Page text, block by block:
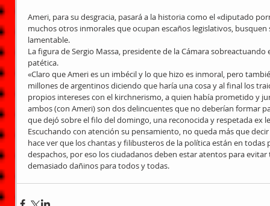
Ameri, para su desgracia, pasará a la historia como el «diputado
muchos otros inmorales que ocupan escaños legislativos,
lamentable.
La figura de Sergio Massa, presidente de la Cámara
patética.
«Claro que Ameri es un imbécil y lo que hizo es inmoral, pero
millones de argentinos diciendo que haría una cosa y al final los
propios intereses con el kirchnerismo, a quien había prometido y
ambos (con Ameri) son dos delincuentes que no deberían formar
que dejó sobre el filo del domingo, una reconocida y respetada ex
Escuchando con atención su pensamiento, no queda más que
hace ver que los chantas y filibusteros de la política están en
despachos, por eso los ciudadanos deben estar atentos para
demasiado dañinos para todos y todas.